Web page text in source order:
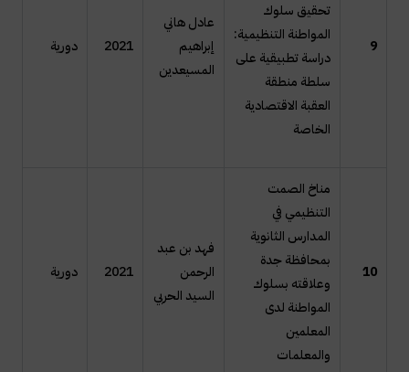
9
تحقيق سلوك
المواطنة التنظيمية:
دراسة تطبيقية على
سلطة منطقة
العقبة الاقتصادية
الخاصة
عادل هاني
إبراهيم
المسيعدين
2021 دورية
10
مناخ الصمت
التنظيمي في
المدارس الثانوية
بمحافظة جدة
وعلاقته بسلوك
المواطنة لدى
المعلمين
والمعلمات
فهد بن عبد
الرحمن
السيد الحربي
2021 دورية